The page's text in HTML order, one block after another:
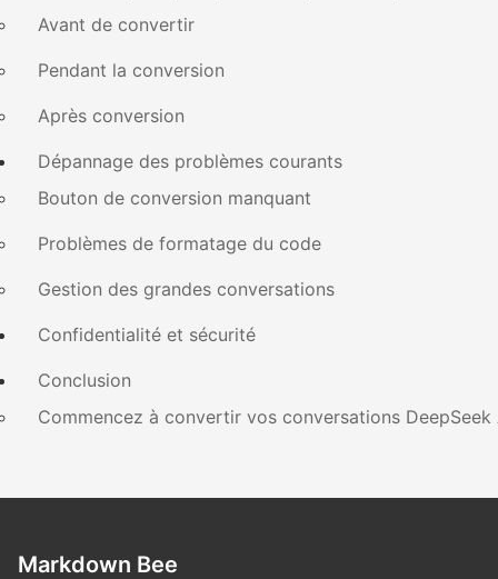
Avant de convertir
Pendant la conversion
Après conversion
Dépannage des problèmes courants
Bouton de conversion manquant
Problèmes de formatage du code
Gestion des grandes conversations
Confidentialité et sécurité
Conclusion
Commencez à convertir vos conversations DeepSeek
Markdown Bee